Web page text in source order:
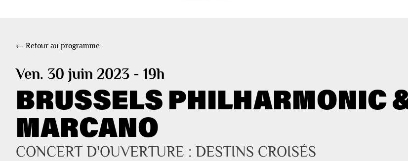
← Retour au programme
Ven. 30 juin 2023 - 19h
BRUSSELS PHILHARMONIC
MARCANO
CONCERT D'OUVERTURE : DESTINS CROISÉS